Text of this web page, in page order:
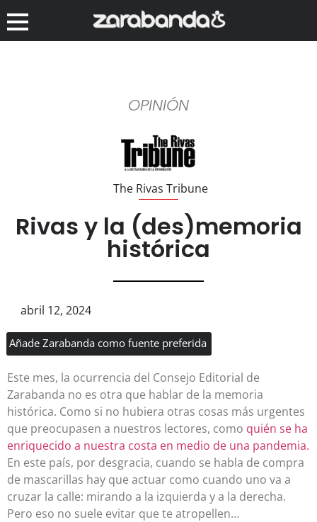
OPINIÓN
The Rivas Tribune
Rivas y la (des)memoria
histórica
abril 12, 2024
Añade Zarabanda como fuente preferida
Este mes, la ocurrencia del Consejo Editorial de
Zarabanda no es otra que hablar de la memoria
histórica. Como si no hubiera otras cosas más urgentes
que preocupasen a nuestros lectores, como quién se ha
enriquecido a nuestra costa en medio de una pandemia.
En este país, por desgracia, cuando se habla de compra
de mascarillas hay que actuar como cuando uno va a
cruzar la calle: mirando a la izquierda y a la derecha.
Pero eso no suele evitar que te atropellen…